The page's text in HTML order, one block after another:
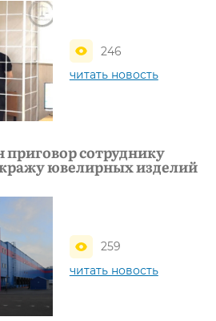
246
читать новость
сотруднику
кражу ювелирных изделий
259
читать новость